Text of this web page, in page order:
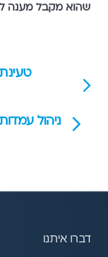
שהוא מקבל מענה
ניהול
דברו איתנו